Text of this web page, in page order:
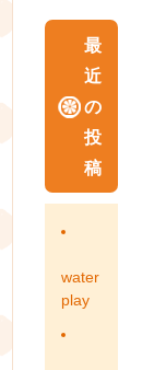
最
近
の
投
稿
water
play